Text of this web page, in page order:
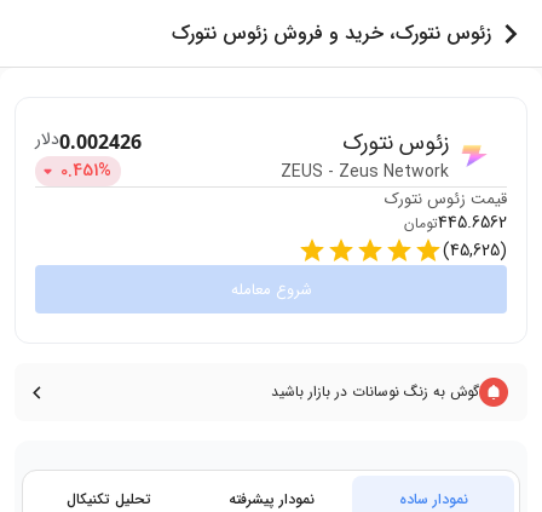
زئوس نتورک، خرید و فروش زئوس نتورک
زئوس نتورک
ZEUS - Zeus Network
0.002426دلار
0.451%
قیمت زئوس نتورک
445.6562تومان
(
45,625
)
شروع معامله
گوش به زنگ نوسانات در بازار باشید
نمودار ساده نمودار پیشرفته تحلیل تکنیکال